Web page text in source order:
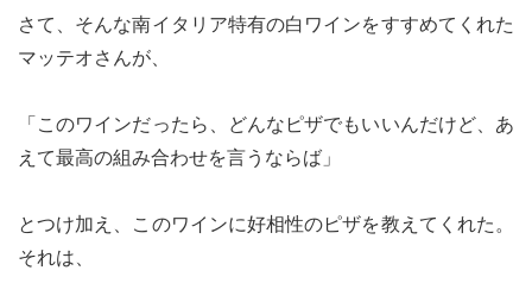
さて、そんな南イタリア特有の白ワインをすすめてくれた
マッテオさんが、
「このワインだったら、どんなピザでもいいんだけど、あ
えて最高の組み合わせを言うならば」
とつけ加え、このワインに好相性のピザを教えてくれた。
それは、